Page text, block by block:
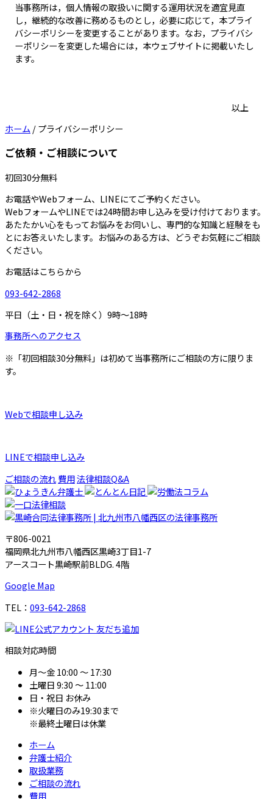
当事務所は，個人情報の取扱いに関する運用状況を適宜見直
し，継続的な改善に務めるものとし，必要に応じて，本プライ
バシーポリシーを変更することがあります。なお，プライバシ
ーポリシーを変更した場合には，本ウェブサイトに掲載いたし
ます。
以上
ホーム /プライバシーポリシー
ご依頼・ご相談について
初回30分無料
お電話やWebフォーム、LINEにてご予約ください。
WebフォームやLINEでは24時間お申し込みを受け付けております。
あたたかい心をもってお悩みをお伺いし、専門的な知識と経験をも
とにお答えいたします。お悩みのある方は、どうぞお気軽にご相談
ください。
お電話はこちらから
093-642-2868
平日（土・日・祝を除く）9時～18時
事務所へのアクセス
※「初回相談30分無料」は初めて当事務所にご相談の方に限りま
す。
Webで相談申し込み
LINEで相談申し込み
ご相談の流れ費用法律相談Q&A
〒806-0021
福岡県北九州市八幡西区黒崎3丁目1-7
アースコート黒崎駅前BLDG. 4階
Google Map
TEL： 093-642-2868
相談対応時間
月～金10:00 ～ 17:30
土曜日9:30 ～ 11:00
日・祝日 お休み
※火曜日のみ19:30まで
※最終土曜日は休業
ホーム
弁護士紹介
取扱業務
ご相談の流れ
費用